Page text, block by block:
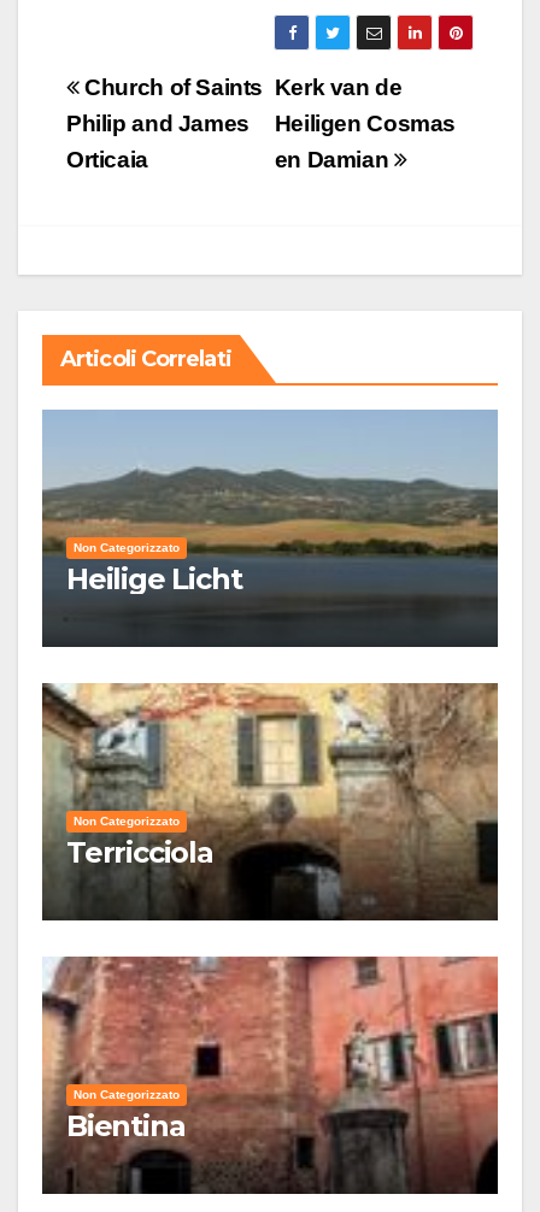
Navigazione
articoli
Kerk van de
Heiligen Cosmas
en Damian
Church of Saints
Philip and James
Orticaia
Articoli Correlati
Non Categorizzato
Heilige Licht
Non Categorizzato
Terricciola
Non Categorizzato
Bientina